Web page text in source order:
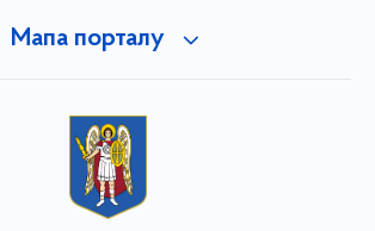
Мапа порталу